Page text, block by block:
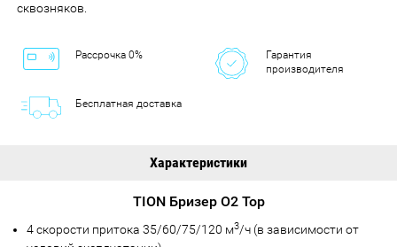
сквозняков.
Рассрочка 0%
Бесплатная доставка
Гарантия
производителя
Характеристики
TION Бризер O2 Top
4 скорости притока 35/60/75/120 м3/ч (в зависимости от